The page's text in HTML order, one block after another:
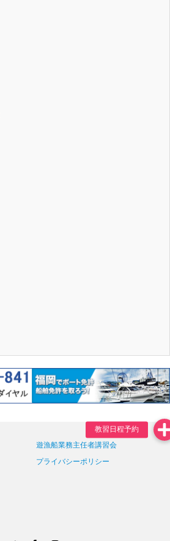
遊漁船業務主任者講習会
プライバシーポリシー